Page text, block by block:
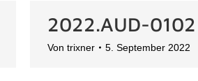
2022.AUD-0102
Von trixner 5. September 2022